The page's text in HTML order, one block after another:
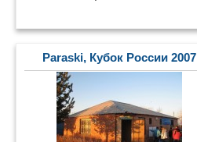
Paraski, Кубок России 2007